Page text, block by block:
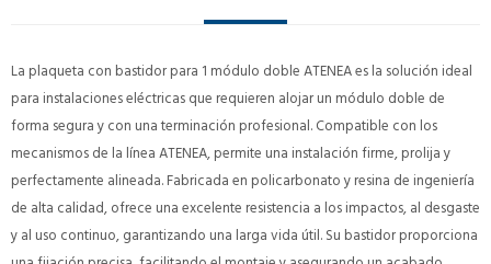
La plaqueta con bastidor para 1 módulo doble ATENEA es la solución ideal
para instalaciones eléctricas que requieren alojar un módulo doble de
forma segura y con una terminación profesional. Compatible con los
mecanismos de la línea ATENEA, permite una instalación firme, prolija y
perfectamente alineada. Fabricada en policarbonato y resina de ingeniería
de alta calidad, ofrece una excelente resistencia a los impactos, al desgaste
y al uso continuo, garantizando una larga vida útil. Su bastidor proporciona